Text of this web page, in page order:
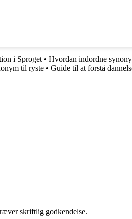
i Sproget • Hvordan indordne
til ryste • Guide til at forstå
skriftlig godkendelse.